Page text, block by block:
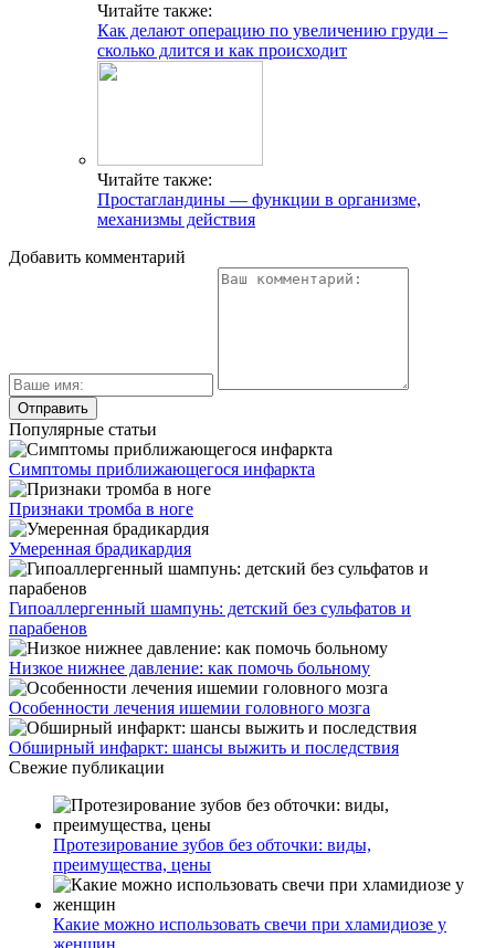
Читайте также:
Как делают операцию по увеличению груди –
сколько длится и как происходит
Читайте также:
Простагландины — функции в организме,
механизмы действия
Добавить комментарий
Популярные статьи
Симптомы приближающегося инфаркта
Признаки тромба в ноге
Умеренная брадикардия
Гипоаллергенный шампунь: детский без сульфатов и
парабенов
Низкое нижнее давление: как помочь больному
Особенности лечения ишемии головного мозга
Обширный инфаркт: шансы выжить и последствия
Свежие публикации
Протезирование зубов без обточки: виды,
преимущества, цены
Какие можно использовать свечи при хламидиозе у